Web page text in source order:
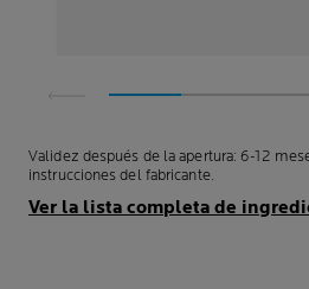
Validez después de la apertura: 6-12
instrucciones del fabricante.
Ver la lista completa de